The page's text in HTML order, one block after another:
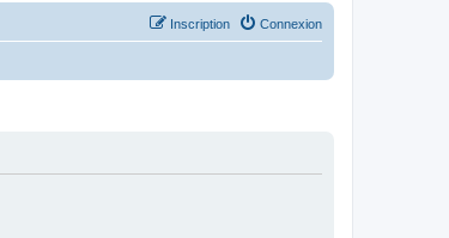
Connexion
Inscription